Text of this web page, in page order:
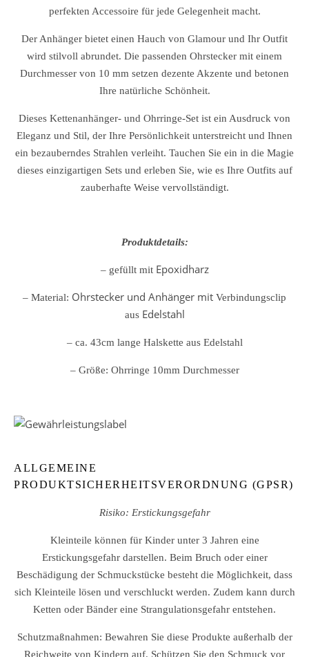
perfekten Accessoire für jede Gelegenheit macht.
Der Anhänger bietet einen Hauch von Glamour und Ihr Outfit
wird stilvoll abrundet. Die passenden Ohrstecker mit einem
Durchmesser von 10 mm setzen dezente Akzente und betonen
Ihre natürliche Schönheit.
Dieses Kettenanhänger- und Ohrringe-Set ist ein Ausdruck von
Eleganz und Stil, der Ihre Persönlichkeit unterstreicht und Ihnen
ein bezauberndes Strahlen verleiht. Tauchen Sie ein in die Magie
dieses einzigartigen Sets und erleben Sie, wie es Ihre Outfits auf
zauberhafte Weise vervollständigt.
Produktdetails:
– gefüllt mit Epoxidharz
– Material: Ohrstecker und Anhänger mit Verbindungsclip
ausEdelstahl
– ca. 43cm lange Halskette aus Edelstahl
– Größe: Ohrringe 10mm Durchmesser
ALLGEMEINE
PRODUKTSICHERHEITSVERORDNUNG (GPSR)
Risiko: Erstickungsgefahr
Kleinteile können für Kinder unter 3 Jahren eine
Erstickungsgefahr darstellen. Beim Bruch oder einer
Beschädigung der Schmuckstücke besteht die Möglichkeit, dass
sich Kleinteile lösen und verschluckt werden. Zudem kann durch
Ketten oder Bänder eine Strangulationsgefahr entstehen.
Schutzmaßnahmen: Bewahren Sie diese Produkte außerhalb der
Reichweite von Kindern auf. Schützen Sie den Schmuck vor